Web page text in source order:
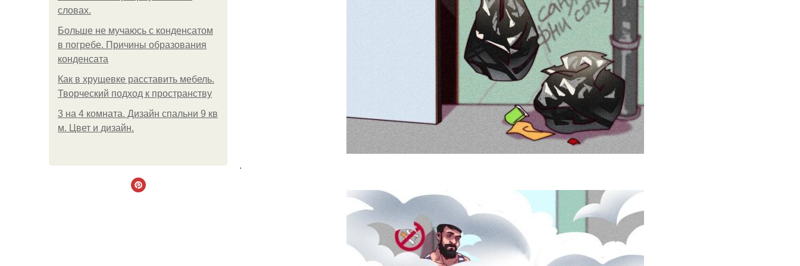
словах.
Больше не мучаюсь с конденсатом
в погребе. Причины образования
конденсата
Как в хрущевке расставить мебель.
Творческий подход к пространству
3 на 4 комната. Дизайн спальни 9 кв
м. Цвет и дизайн.
.